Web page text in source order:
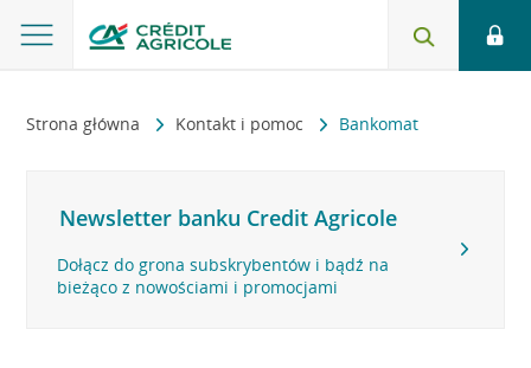
Strona główna Kontakt i pomoc Bankomat
Newsletter banku Credit Agricole
Dołącz do grona subskrybentów i bądź na
bieżąco z nowościami i promocjami